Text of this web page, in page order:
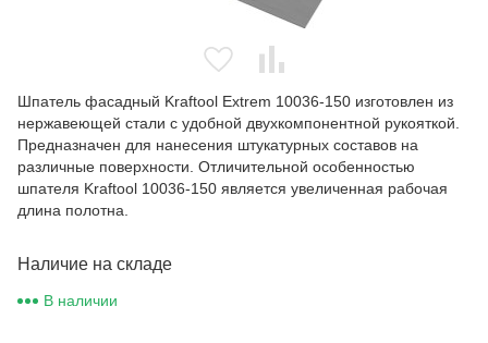
Шпатель фасадный Kraftool Extrem 10036-150 изготовлен из
нержавеющей стали с удобной двухкомпонентной рукояткой.
Предназначен для нанесения штукатурных составов на
различные поверхности. Отличительной особенностью
шпателя Kraftool 10036-150 является увеличенная рабочая
длина полотна.
Наличие на складе
В наличии